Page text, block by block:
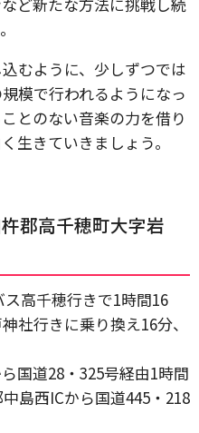
むように、少しずつでは
模で行われるようになっ
とのない音楽の力を借り
生きていきましょう。
郡高千穂町大字岩
高千穂行きで1時間16
社行きに乗り換え16分、
国道28・325号経由1時間
島西ICから国道445・218